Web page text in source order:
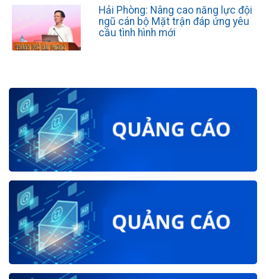
Hải Phòng: Nâng cao năng lực đội
ngũ cán bộ Mặt trận đáp ứng yêu
cầu tình hình mới